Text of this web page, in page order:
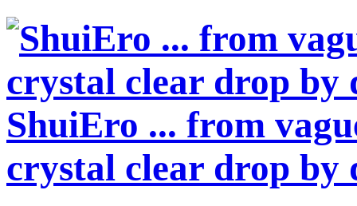
ShuiEro ... from
crystal clear drop by